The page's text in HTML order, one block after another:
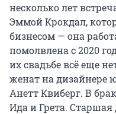
несколько лет
Эммой Крокдал,
бизнесом — она
помолвлена с 2020
их свадьбе всё еще
женат на дизайнере
Анетт Квиберг. В
Ида и Грета.